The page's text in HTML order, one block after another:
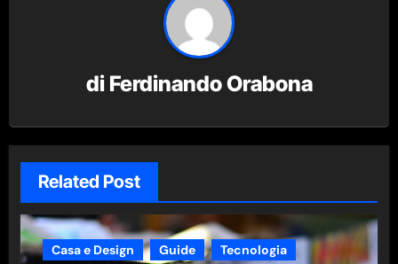
di Ferdinando Orabona
Related Post
Casa e Design Guide Tecnologia